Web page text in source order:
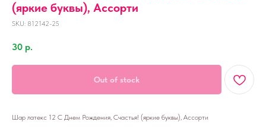
(яркие буквы), Ассорти
SKU: 812142-25
30 р.
Out of stock
Шар латекс 12 С Днем Рождения, Счастья! (яркие буквы), Ассорти